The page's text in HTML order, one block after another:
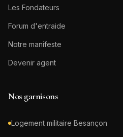
Les Fondateurs
Forum d'entraide
Notre manifeste
Devenir agent
Nos garnisons
Logement militaire Besançon